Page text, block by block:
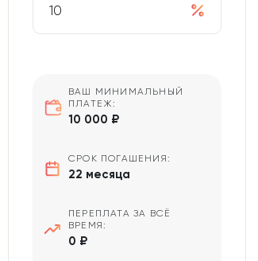
ВАШ МИНИМАЛЬНЫЙ
ПЛАТЕЖ:
10 000 ₽
СРОК ПОГАШЕНИЯ:
22 месяца
ПЕРЕПЛАТА ЗА ВСЁ
ВРЕМЯ:
0 ₽